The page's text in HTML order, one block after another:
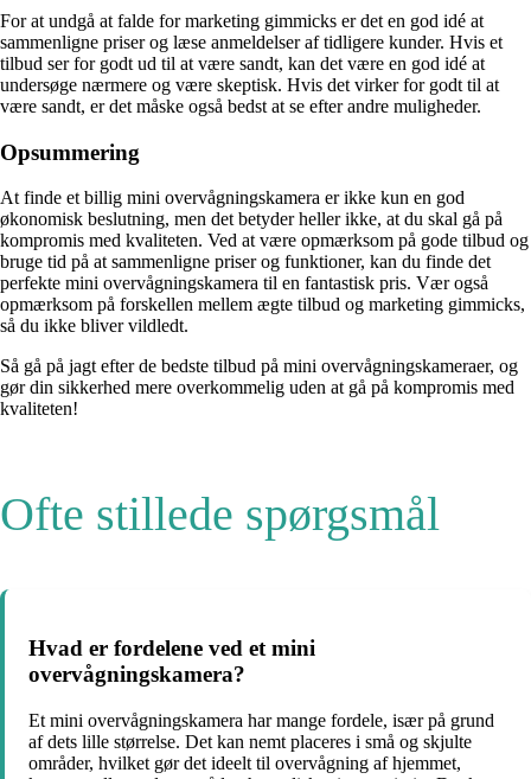
For at undgå at falde for marketing gimmicks er det en god idé at
sammenligne priser og læse anmeldelser af tidligere kunder. Hvis et
tilbud ser for godt ud til at være sandt, kan det være en god idé at
undersøge nærmere og være skeptisk. Hvis det virker for godt til at
være sandt, er det måske også bedst at se efter andre muligheder.
Opsummering
At finde et billig mini overvågningskamera er ikke kun en god
økonomisk beslutning, men det betyder heller ikke, at du skal gå på
kompromis med kvaliteten. Ved at være opmærksom på gode tilbud og
bruge tid på at sammenligne priser og funktioner, kan du finde det
perfekte mini overvågningskamera til en fantastisk pris. Vær også
opmærksom på forskellen mellem ægte tilbud og marketing gimmicks,
så du ikke bliver vildledt.
Så gå på jagt efter de bedste tilbud på mini overvågningskameraer, og
gør din sikkerhed mere overkommelig uden at gå på kompromis med
kvaliteten!
Ofte stillede spørgsmål
Hvad er fordelene ved et mini
overvågningskamera?
Et mini overvågningskamera har mange fordele, især på grund
af dets lille størrelse. Det kan nemt placeres i små og skjulte
områder, hvilket gør det ideelt til overvågning af hjemmet,